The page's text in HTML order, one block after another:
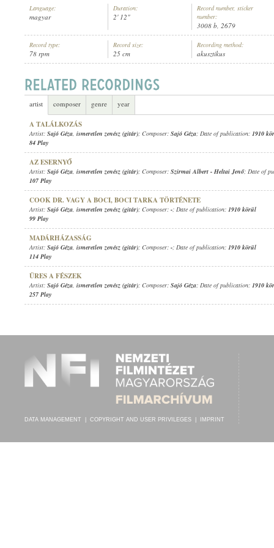
Language:
magyar
Duration:
2' 12"
Record number, sticker
number:
3008 b, 2679
Record type:
78 rpm
Record size:
25 cm
Recording method:
akusztikus
artist composer genre year
A TALÁLKOZÁS
Artist: Sajó Géza, ismeretlen zenész (gitár); Composer: Sajó Géza; Date of publication: 1910
84 Play
AZ ESERNYŐ
Artist: Sajó Géza, ismeretlen zenész (gitár); Composer: Szirmai Albert - Heltai Jenő; Date of
107 Play
COOK DR. VAGY A BOCI, BOCI TARKA TÖRTÉNETE
Artist: Sajó Géza, ismeretlen zenész (gitár); Composer: -; Date of publication: 1910 körül
99 Play
MADÁRHÁZASSÁG
Artist: Sajó Géza, ismeretlen zenész (gitár); Composer: -; Date of publication: 1910 körül
114 Play
ÜRES A FÉSZEK
Artist: Sajó Géza, ismeretlen zenész (gitár); Composer: Sajó Géza; Date of publication: 1910
257 Play
DATA MANAGEMENT COPYRIGHT AND USER PRIVILEGES IMPRINT